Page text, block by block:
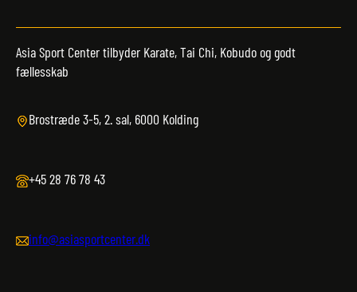
Asia Sport Center tilbyder Karate, Tai Chi, Kobudo og godt
fællesskab
Brostræde 3-5, 2. sal, 6000 Kolding
+45 28 76 78 43
info@asiasportcenter.dk